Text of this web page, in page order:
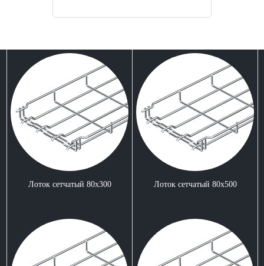
Лоток сетчатый 80x300 Лоток сетчатый 80x500